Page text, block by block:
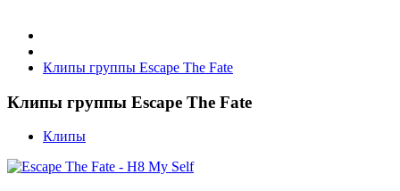
Клипы группы Escape The Fate
Клипы группы Escape The Fate
Клипы